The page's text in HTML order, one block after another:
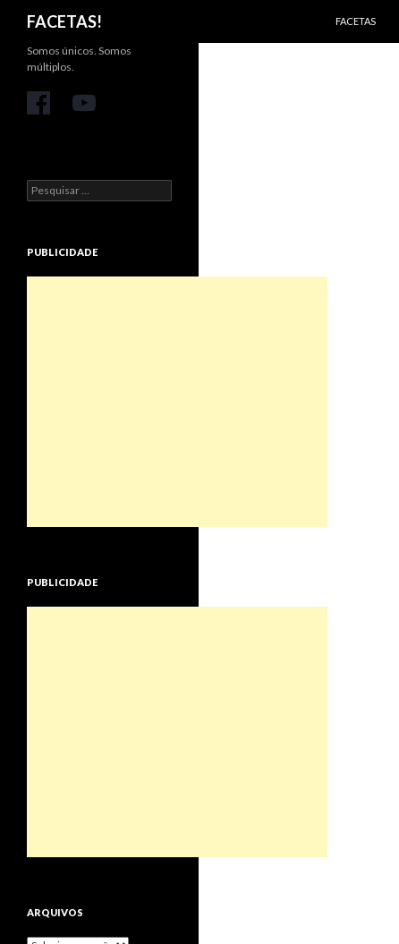
FACETAS!
FACETAS
Somos únicos. Somos
múltiplos.
Pesquisar
por:
PUBLICIDADE
PUBLICIDADE
ARQUIVOS